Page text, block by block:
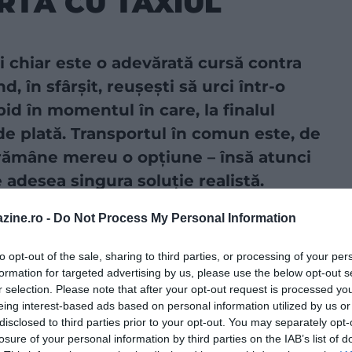
- Do Not Process My Personal Information
opt-out of the sale, sharing to third parties, or processing of your
for targeted advertising by us, please use the below opt-out
selection. Please note that after your opt-out request is processed
interest-based ads based on personal information utilized by us
to third parties prior to your opt-out. You may separately
of your personal information by third parties on the IAB’s list of
este o adevărată cursă contra
în sfârșit, reușești să urci într-o
în momentul în care, la finalul
plată. Transportul în comun este, de
mereu o opțiune – însă atunci
singura soluție realistă.
preferată în Căutarea Google!
te afli și cât ajungi să plătești pentru o cursă scurtă –
Potrivit studiului Deutsche Bank „Mapping the
aceleiași curse de 5 kilometricu taxiul în diferite
pe lângă tarifele locale, atât prețurile taxiurilor clasice